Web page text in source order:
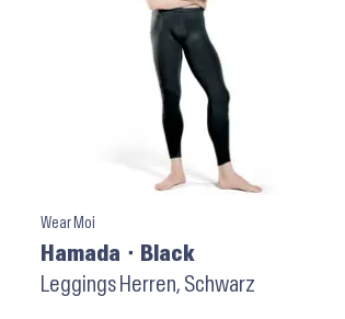
Wear Moi
Hamada ⬝ Black
Leggings Herren, Schwarz